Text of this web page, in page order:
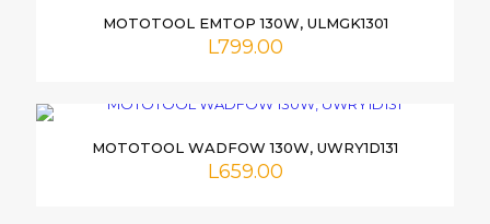
MOTOTOOL EMTOP 130W, ULMGK1301
L799.00
MOTOTOOL WADFOW 130W, UWRY1D131
L659.00